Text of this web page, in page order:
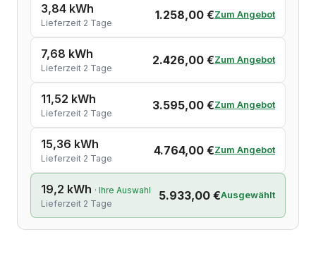
3,84 kWh
Lieferzeit 2 Tage
1.258,00 €Zum Angebot
7,68 kWh
Lieferzeit 2 Tage
2.426,00 €Zum Angebot
11,52 kWh
Lieferzeit 2 Tage
3.595,00 €Zum Angebot
15,36 kWh
Lieferzeit 2 Tage
4.764,00 €Zum Angebot
19,2 kWh · Ihre Auswahl
Lieferzeit 2 Tage
5.933,00 €Ausgewählt